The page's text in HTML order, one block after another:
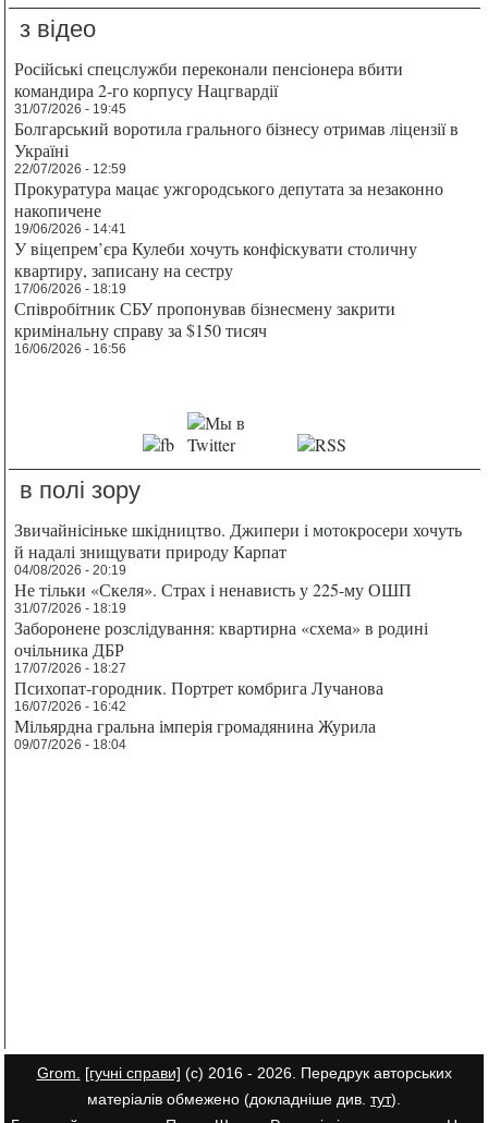
з відео
Російські спецслужби переконали пенсіонера вбити
командира 2-го корпусу Нацгвардії
31/07/2026 - 19:45
Болгарський воротила грального бізнесу отримав ліцензії в
Україні
22/07/2026 - 12:59
Прокуратура мацає ужгородського депутата за незаконно
накопичене
19/06/2026 - 14:41
У віцепрем’єра Кулеби хочуть конфіскувати столичну
квартиру, записану на сестру
17/06/2026 - 18:19
Співробітник СБУ пропонував бізнесмену закрити
кримінальну справу за $150 тисяч
16/06/2026 - 16:56
в полі зору
Звичайнісіньке шкідництво. Джипери і мотокросери хочуть
й надалі знищувати природу Карпат
04/08/2026 - 20:19
Не тільки «Скеля». Страх і ненависть у 225-му ОШП
31/07/2026 - 18:19
Заборонене розслідування: квартирна «схема» в родині
очільника ДБР
17/07/2026 - 18:27
Психопат-городник. Портрет комбрига Лучанова
16/07/2026 - 16:42
Мільярдна гральна імперія громадянина Журила
09/07/2026 - 18:04
Grom. [гучні справи] (с) 2016 - 2026. Передрук авторських
матеріалів обмежено (докладніше див. тут).